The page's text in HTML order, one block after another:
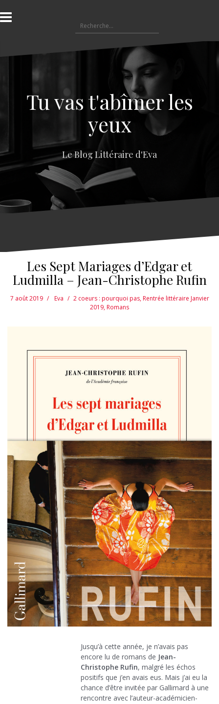
l
a
e
e
Tu vas t'abîmer les
yeux
Le Blog Littéraire d'Eva
Les Sept Mariages d’Edgar et
Ludmilla – Jean-Christophe Rufin
7 août 2019 Eva 2 coeurs : pourquoi pas,Rentrée littéraire Janvier
2019,Romans
Jusqu’à cette année, je n’avais pas
encore lu de romans de Jean-
Christophe Rufin, malgré les échos
positifs que j’en avais eus. Mais j’ai eu la
chance d’être invitée par Gallimard à une
rencontre avec l’auteur-académicien-